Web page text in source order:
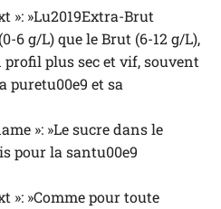
»: »Lu2019Extra-Brut
6 g/L) que le Brut (6-12 g/L),
plus sec et vif, souvent
puretu00e9 et sa
»: »Le sucre dans le
pour la santu00e9
»: »Comme pour toute